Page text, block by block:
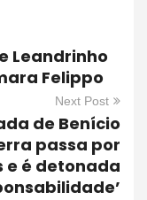
Leandrinho
Felippo
Next Post
de Benício
passa por
e é detonada